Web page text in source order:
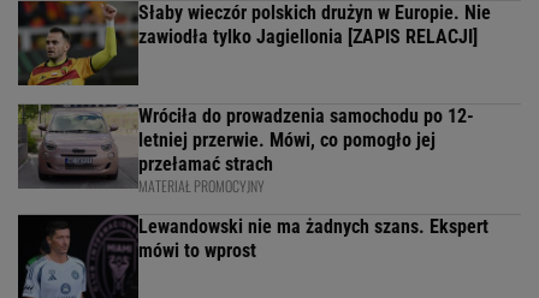
Słaby wieczór polskich drużyn w Europie. Nie
zawiodła tylko Jagiellonia [ZAPIS RELACJI]
Wróciła do prowadzenia samochodu po 12-
letniej przerwie. Mówi, co pomogło jej
przełamać strach
MATERIAŁ PROMOCYJNY
Lewandowski nie ma żadnych szans. Ekspert
mówi to wprost